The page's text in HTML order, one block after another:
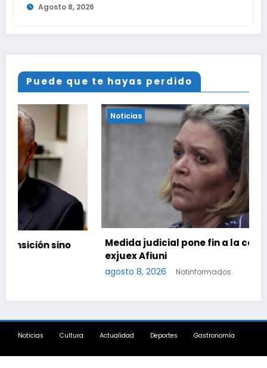
Agosto 8, 2026
Puede que te hayas perdido
Noticias
Medida judicial pone fin a la causa contra la
Notinformados
Noticias Cultura Actualidad Deportes Gastronomía